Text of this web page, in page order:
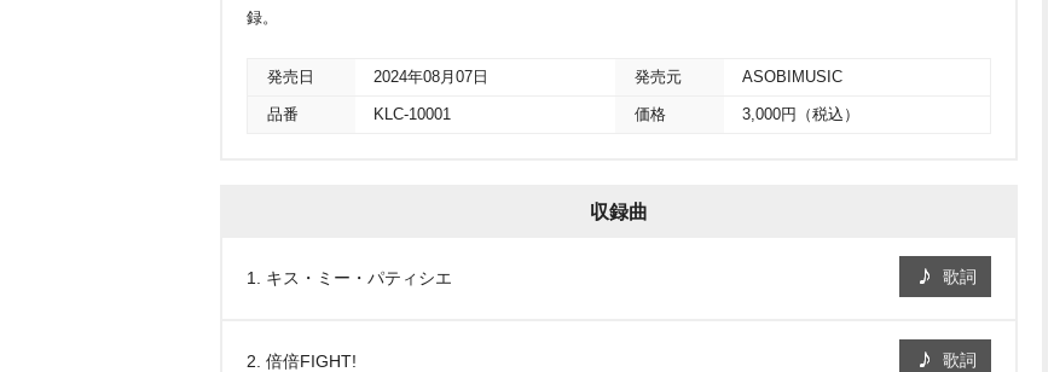
録。
発売日 2024年08月07日 発売元 ASOBIMUSIC
品番 KLC-10001 価格 3,000円（税込）
収録曲
1. キス・ミー・パティシエ 歌詞
2. 倍倍FIGHT! 歌詞